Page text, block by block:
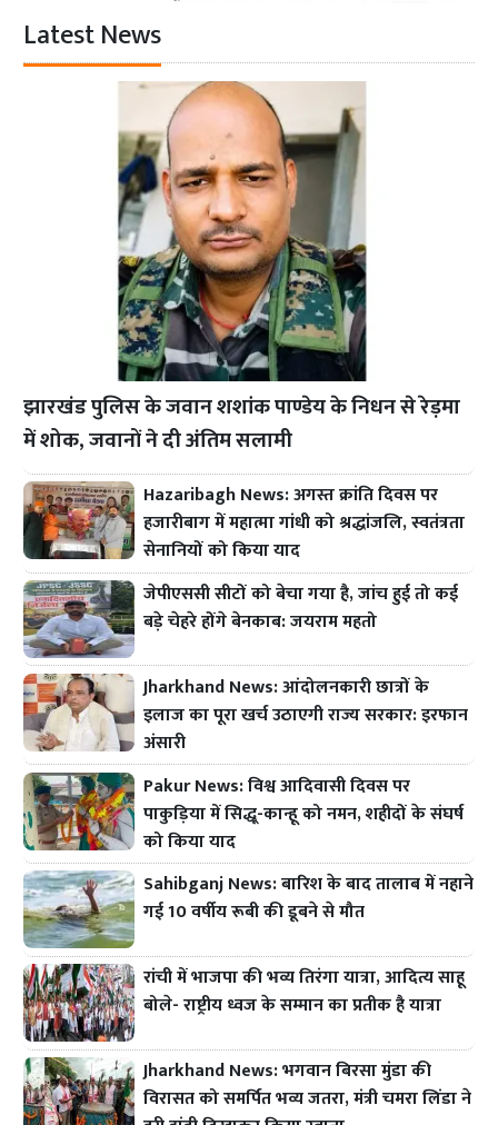
Latest News
झारखंड पुलिस के जवान शशांक पाण्डेय के निधन से रेड़मा
में शोक, जवानों ने दी अंतिम सलामी
Hazaribagh News: अगस्त क्रांति दिवस पर
हजारीबाग में महात्मा गांधी को श्रद्धांजलि, स्वतंत्रता
सेनानियों को किया याद
जेपीएससी सीटों को बेचा गया है, जांच हुई तो कई
बड़े चेहरे होंगे बेनकाब: जयराम महतो
Jharkhand News: आंदोलनकारी छात्रों के
इलाज का पूरा खर्च उठाएगी राज्य सरकार: इरफान
अंसारी
Pakur News: विश्व आदिवासी दिवस पर
पाकुड़िया में सिद्धू-कान्हू को नमन, शहीदों के संघर्ष
को किया याद
Sahibganj News: बारिश के बाद तालाब में नहाने
गई 10 वर्षीय रूबी की डूबने से मौत
रांची में भाजपा की भव्य तिरंगा यात्रा, आदित्य साहू
बोले- राष्ट्रीय ध्वज के सम्मान का प्रतीक है यात्रा
Jharkhand News: भगवान बिरसा मुंडा की
विरासत को समर्पित भव्य जतरा, मंत्री चमरा लिंडा ने